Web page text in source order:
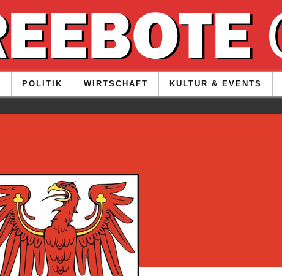
POLITIK WIRTSCHAFT KULTUR & EVENTS